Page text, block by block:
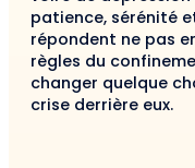
patience, sérénité
répondent ne pas
règles du
changer quelque
crise derrière eux.